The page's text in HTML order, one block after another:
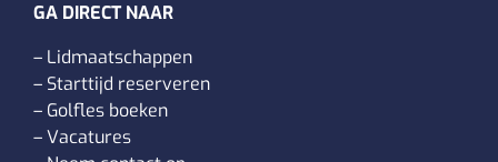
GA DIRECT NAAR
– Lidmaatschappen
– Starttijd reserveren
– Golfles boeken
–Vacatures